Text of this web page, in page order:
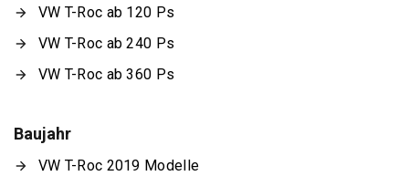
VW T-Roc ab 120 Ps
VW T-Roc ab 240 Ps
VW T-Roc ab 360 Ps
Baujahr
VW T-Roc 2019 Modelle